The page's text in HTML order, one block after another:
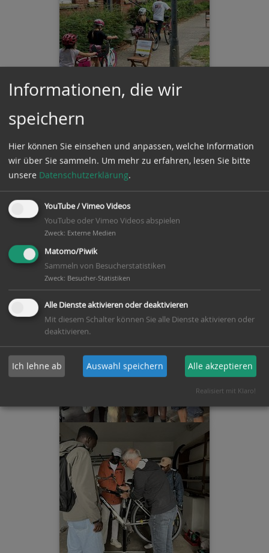
Informationen, die wir
speichern
Hier können Sie einsehen und anpassen, welche Information
wir über Sie sammeln. Um mehr zu erfahren, lesen Sie bitte
unsere Datenschutzerklärung.
YouTube / Vimeo Videos
YouTube oder Vimeo Videos abspielen
Zweck: Externe Medien
Matomo/Piwik
Sammeln von Besucherstatistiken
Zweck: Besucher-Statistiken
Alle Dienste aktivieren oder deaktivieren
Mit diesem Schalter können Sie alle Dienste aktivieren oder
deaktivieren.
Ich lehne ab Auswahl speichern Alle akzeptieren
Realisiert mit Klaro!